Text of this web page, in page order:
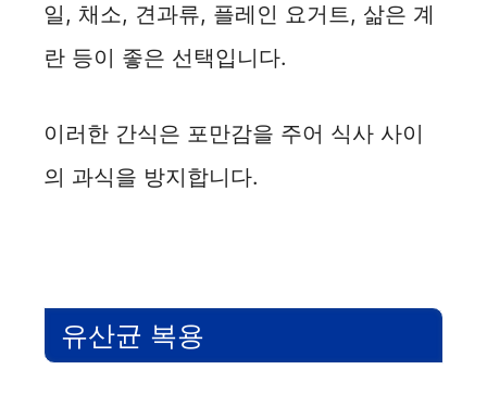
일, 채소, 견과류, 플레인 요거트, 삶은 계
란 등이 좋은 선택입니다.
이러한 간식은 포만감을 주어 식사 사이
의 과식을 방지합니다.
유산균 복용